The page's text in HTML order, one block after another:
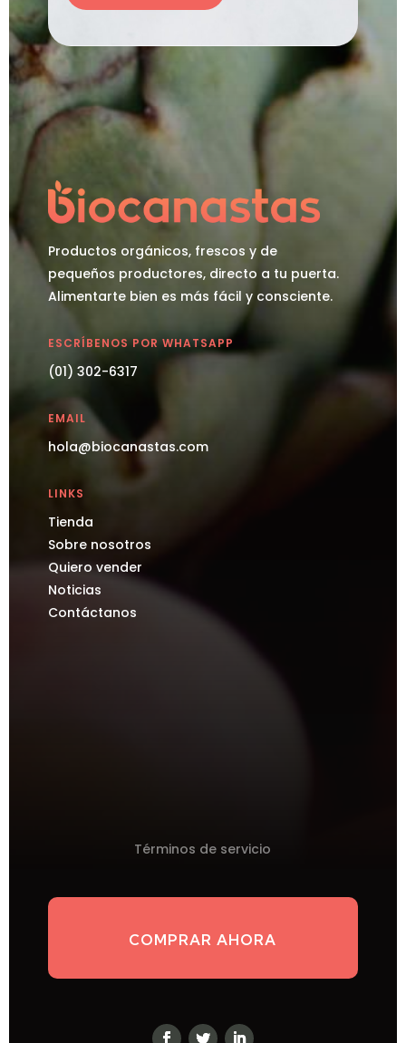
Productos orgánicos, frescos y de
pequeños productores, directo a tu puerta.
Alimentarte bien es más fácil y consciente.
ESCRÍBENOS POR WHATSAPP
(01) 302-6317
EMAIL
hola@biocanastas.com
LINKS
Tienda
Sobre nosotros
Quiero vender
Noticias
Contáctanos
Términos de servicio
COMPRAR AHORA